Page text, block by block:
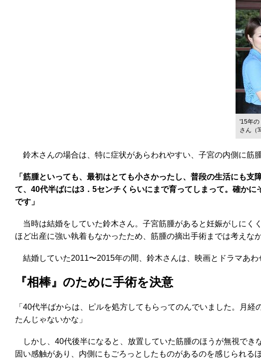
'15年の
さん（
鈴木さんの場合は、特に症状があらわれやすい、子宮の内側に筋
「筋腫といっても、最初はとても小さかったし、普段の生活にも
て、40代半ばには3．5センチくらいにまで育ってしまって。確か
です」
当時は結婚をしていた鈴木さん。子宮筋腫があると妊娠がしにく
ほど出産に強い執着もなかったため、筋腫の摘出手術までは考えなか
結婚していた2011〜2015年の間、鈴木さんは、映画とドラマあ
『相棒』のために手術を決意
「40代半ばからは、ピルを処方してもらってのんでいました。月
たんじゃないかな」
しかし、40代後半になると、放置していた筋腫のほうが無視でき
固い感触があり、内側にもごろっとしたものがあるのを感じられる